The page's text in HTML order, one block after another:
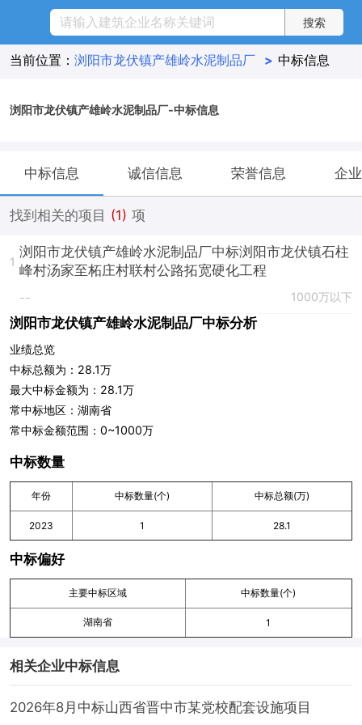
当前位置： 浏阳市龙伏镇产雄岭水泥制品厂 > 中标信息
浏阳市龙伏镇产雄岭水泥制品厂-中标信息
中标信息 诚信信息 荣誉信息 企
找到相关的项目 (1) 项
1
浏阳市龙伏镇产雄岭水泥制品厂中标浏阳市龙伏镇石柱
峰村汤家至柘庄村联村公路拓宽硬化工程
-- 1000万以下
浏阳市龙伏镇产雄岭水泥制品厂中标分析
业绩总览
中标总额为：28.1万
最大中标金额为：28.1万
常中标地区：湖南省
常中标金额范围：0~1000万
中标数量
年份 中标数量(个) 中标总额(万)
2023 1 28.1
中标偏好
主要中标区域 中标数量(个)
湖南省 1
相关企业中标信息
2026年8月中标山西省晋中市某党校配套设施项目